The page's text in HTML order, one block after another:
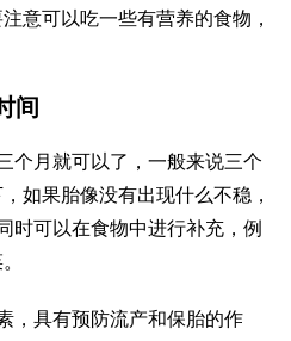
意可以吃一些有营养的食物，
间
个月就可以了，一般来说三个
如果胎像没有出现什么不稳，
时可以在食物中进行补充，例
，具有预防流产和保胎的作